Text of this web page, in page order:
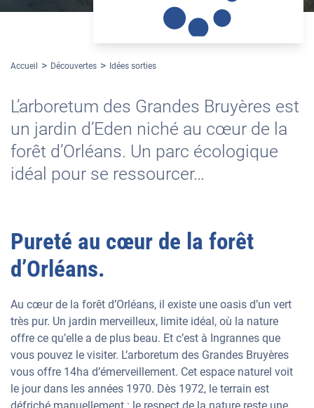
Accueil Découvertes Idées sorties
L’arboretum des Grandes Bruyères est
un jardin d’Eden niché au cœur de la
forêt d’Orléans. Un parc écologique
idéal pour se ressourcer…
Pureté au cœur de la forêt
d’Orléans.
Au cœur de la forêt d’Orléans, il existe une oasis d’un vert
très pur. Un jardin merveilleux, limite idéal, où la nature
offre ce qu’elle a de plus beau. Et c’est à Ingrannes que
vous pouvez le visiter. L’arboretum des Grandes Bruyères
vous offre 14ha d’émerveillement. Cet espace naturel voit
le jour dans les années 1970. Dès 1972, le terrain est